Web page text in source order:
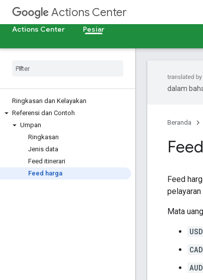
Actions Center
Actions Center
Pesiar
Ringkasan dan Kelayakan
Referensi dan Contoh
Umpan
Ringkasan
Jenis data
Feed itinerari
Feed harga
dalam
Beranda
Feed
Mata
USD
CAD
AUD